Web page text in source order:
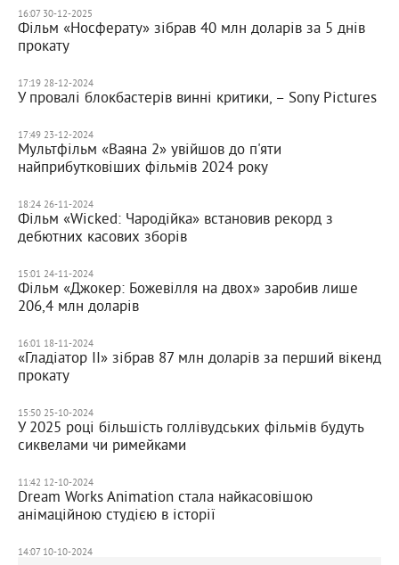
16:07 30-12-2025
Фільм «Носферату» зібрав 40 млн доларів за 5 днів
прокату
17:19 28-12-2024
У провалі блокбастерів винні критики, – Sony Pictures
17:49 23-12-2024
Мультфільм «Ваяна 2» увійшов до п'яти
найприбутковіших фільмів 2024 року
18:24 26-11-2024
Фільм «Wicked: Чародійка» встановив рекорд з
дебютних касових зборів
15:01 24-11-2024
Фільм «Джокер: Божевілля на двох» заробив лише
206,4 млн доларів
16:01 18-11-2024
«Гладіатор II» зібрав 87 млн доларів за перший вікенд
прокату
15:50 25-10-2024
У 2025 році більшість голлівудських фільмів будуть
сиквелами чи римейками
11:42 12-10-2024
Dream Works Animation стала найкасовішою
анімаційною студією в історії
14:07 10-10-2024